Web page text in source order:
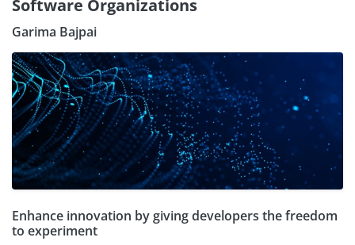
Software Organizations
Garima Bajpai
Enhance innovation by giving developers the freedom
to experiment